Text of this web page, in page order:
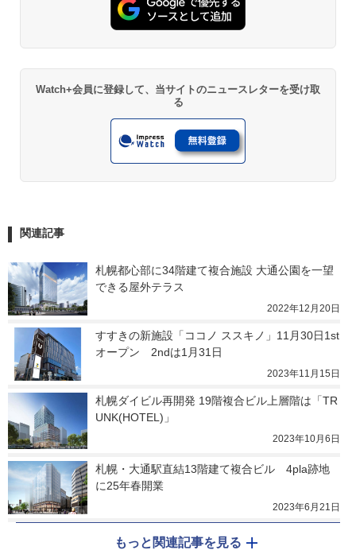
Watch+会員に登録して、当サイトのニュースレターを受け取
る
関連記事
札幌都心部に34階建て複合施設 大通公園を一望
できる屋外テラス
2022年12月20日
すすきの新施設「ココノ ススキノ」11月30日1st
オープン　2ndは1月31日
2023年11月15日
札幌ダイビル再開発 19階複合ビル上層階は「TR
UNK(HOTEL)」
2023年10月6日
札幌・大通駅直結13階建て複合ビル　4pla跡地
に25年春開業
2023年6月21日
もっと関連記事を見る